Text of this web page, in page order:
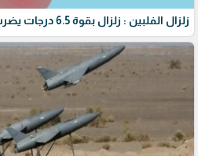
زلزال الفلبين : زلزال بقوة 6.5 درجات يضرب قبالة سواحل جنوب الفلبين